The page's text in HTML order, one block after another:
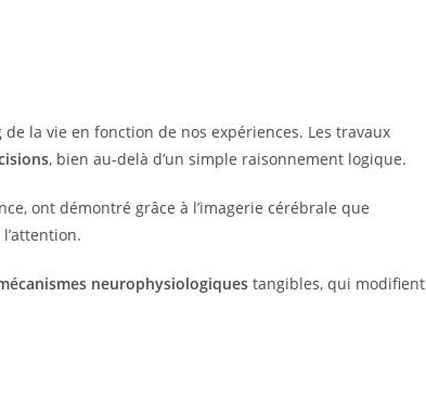
la vie en fonction de nos expériences. Les travaux
, bien au-delà d’un simple raisonnement logique.
ont démontré grâce à l’imagerie cérébrale que
neurophysiologiques tangibles, qui modifient